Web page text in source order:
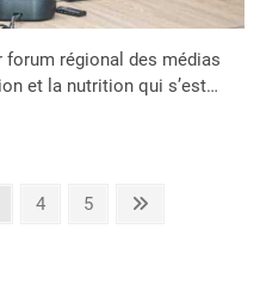
forum régional des médias
et la nutrition qui s’est…
Page
4 Page
5
Next